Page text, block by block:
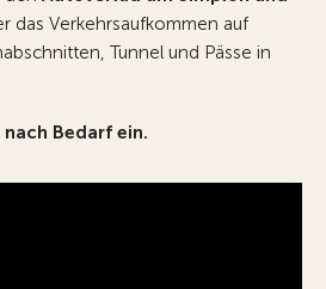
das Verkehrsaufkommen auf
Tunnel und Pässe in
nach Bedarf ein.